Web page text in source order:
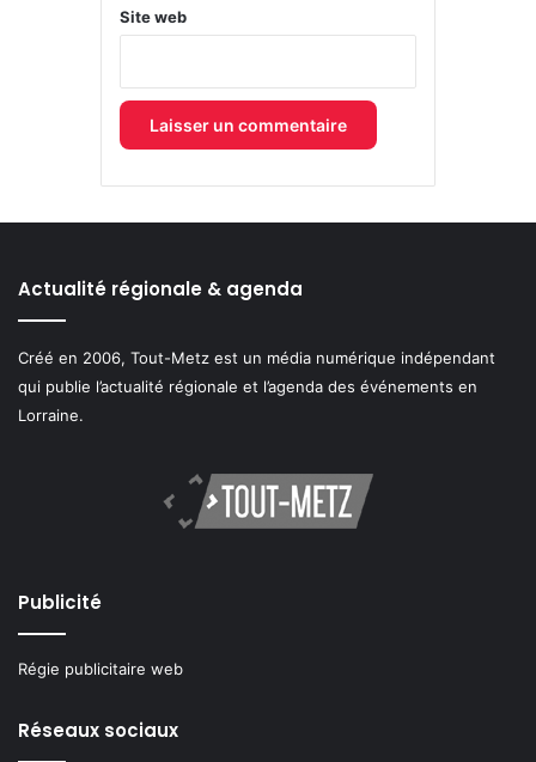
Site web
Actualité régionale & agenda
Créé en 2006, Tout-Metz est un média numérique indépendant
qui publie l’actualité régionale et l’agenda des événements en
Lorraine.
Publicité
Régie publicitaire web
Réseaux sociaux